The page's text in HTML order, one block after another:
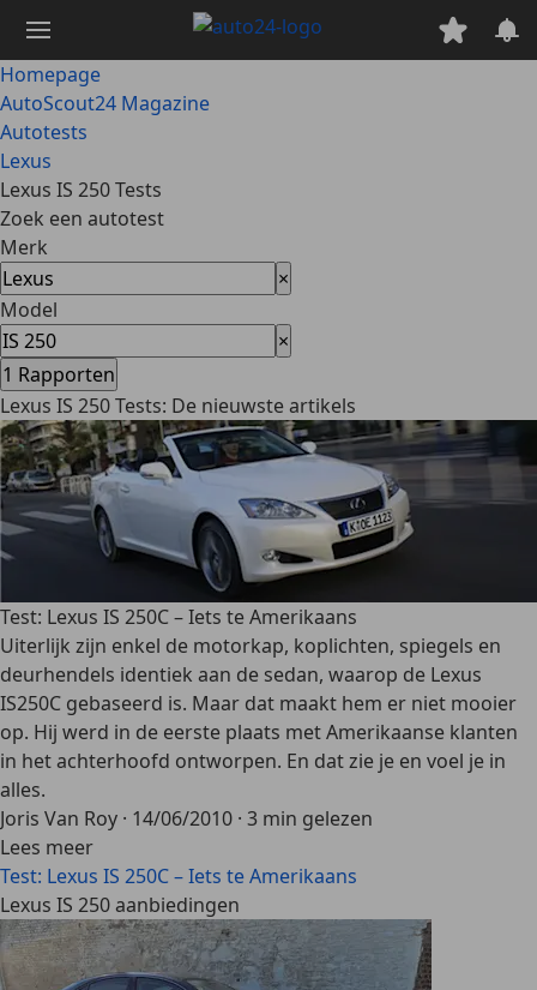
naar
hoofdinhoud
Homepage
AutoScout24 Magazine
Autotests
Lexus
Lexus IS 250 Tests
Zoek een autotest
Merk
×
Model
×
1 Rapporten
Lexus IS 250 Tests: De nieuwste artikels
Test: Lexus IS 250C – Iets te Amerikaans
Uiterlijk zijn enkel de motorkap, koplichten, spiegels en
deurhendels identiek aan de sedan, waarop de Lexus
IS250C gebaseerd is. Maar dat maakt hem er niet mooier
op. Hij werd in de eerste plaats met Amerikaanse klanten
in het achterhoofd ontworpen. En dat zie je en voel je in
alles.
Joris Van Roy · 14/06/2010 · 3 min gelezen
Lees meer
Test: Lexus IS 250C – Iets te Amerikaans
Lexus IS 250 aanbiedingen